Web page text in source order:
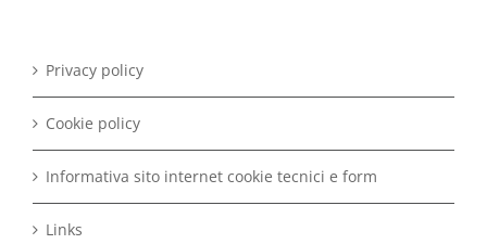
Privacy policy
Cookie policy
Informativa sito internet cookie tecnici e form
Links